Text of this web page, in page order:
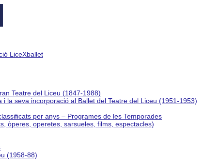
LiceXballet
Teatre del Liceu (1847-1988)
i la seva incorporació al Ballet del Teatre del Liceu (1951-1953)
per anys – Programes de les Temporades
òperes, operetes, sarsueles, films, espectacles)
(1958-88)